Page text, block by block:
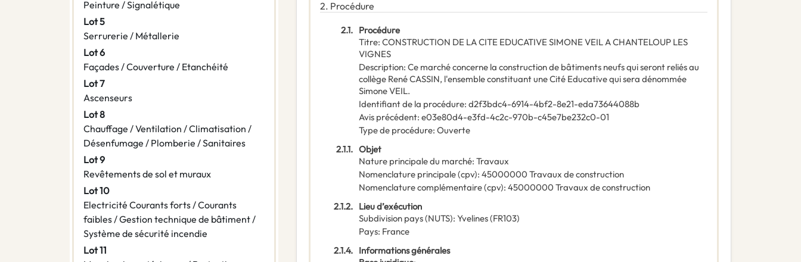
Peinture / Signalétique
Lot 5
Serrurerie / Métallerie
Lot 6
Façades / Couverture / Etanchéité
Lot 7
Ascenseurs
Lot 8
Chauffage / Ventilation / Climatisation /
Désenfumage / Plomberie / Sanitaires
Lot 9
Revêtements de sol et muraux
Lot 10
Electricité Courants forts / Courants
faibles / Gestion technique de bâtiment /
Système de sécurité incendie
Lot 11
2. Procédure
2.1. Procédure
Titre: CONSTRUCTION DE LA CITE EDUCATIVE SIMONE VEIL A CHANTELOUP LES
VIGNES
Description: Ce marché concerne la construction de bâtiments neufs qui seront reliés au
collège René CASSIN, l'ensemble constituant une Cité Educative qui sera dénommée
Simone VEIL.
Identifiant de la procédure: d2f3bdc4-6914-4bf2-8e21-eda73644088b
Avis précédent: e03e80d4-e3fd-4c2c-970b-c45e7be232c0-01
Type de procédure: Ouverte
2.1.1. Objet
Nature principale du marché: Travaux
Nomenclature principale(cpv): 45000000 Travaux de construction
Nomenclature complémentaire(cpv): 45000000 Travaux de construction
2.1.2. Lieu d’exécution
Subdivision pays (NUTS): Yvelines(FR103)
Pays: France
2.1.4. Informations générales